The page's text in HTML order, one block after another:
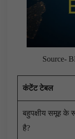
Source-
कंटेंट टेबल
बहुपक्षीय समूह के
है?